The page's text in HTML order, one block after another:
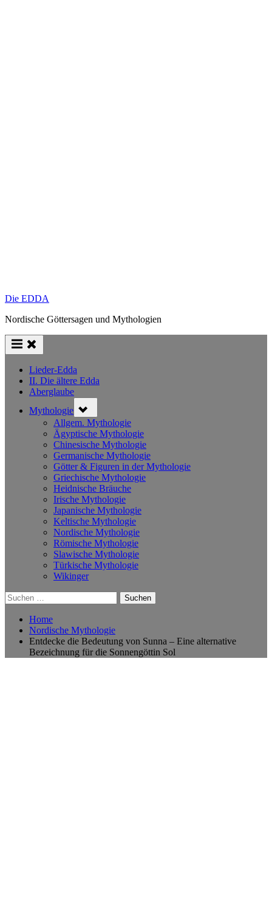
Die EDDA
Nordische Göttersagen und Mythologien
Lieder-Edda
II. Die ältere Edda
Aberglaube
Mythologie sub-
menu
Allgem. Mythologie
Ägyptische Mythologie
Chinesische Mythologie
Germanische Mythologie
Götter & Figuren in der Mythologie
Griechische Mythologie
Heidnische Bräuche
Irische Mythologie
Japanische Mythologie
Keltische Mythologie
Nordische Mythologie
Römische Mythologie
Slawische Mythologie
Türkische Mythologie
Wikinger
Suchen
nach:
Home
Nordische Mythologie
Entdecke die Bedeutung von Sunna – Eine alternative
Bezeichnung für die Sonnengöttin Sol